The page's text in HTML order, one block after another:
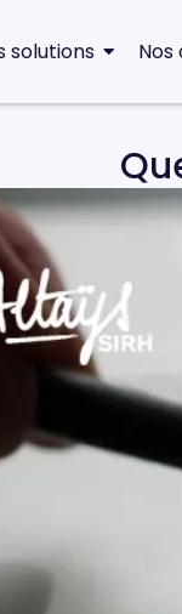
solutions Nos